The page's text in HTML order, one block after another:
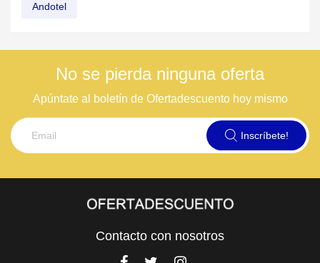
Andotel
No se pierda ninguna oferta
Apúntate al boletín de Ofertadescuento hoy mismo
Inscríbete!
Contacto con nosotros